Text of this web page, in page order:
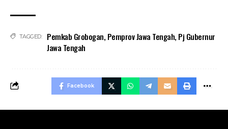
TAGGED: Pemkab Grobogan, Pemprov Jawa Tengah, Pj Gubernur
Jawa Tengah
Facebook